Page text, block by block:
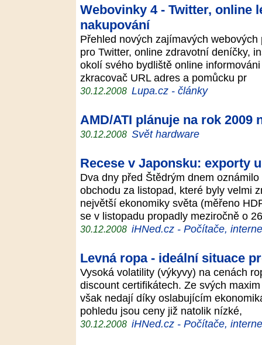
Webovinky 4 - Twitter, online
nakupování
Přehled nových zajímavých
pro Twitter, online zdravotní deníčky,
okolí svého bydliště online
zkracovač URL adres a pomůcku pr
30.12.2008 Lupa.cz - články
AMD/ATI plánuje na rok 2009
30.12.2008 Svět hardware
Recese v Japonsku: exporty
Dva dny před Štědrým dnem
obchodu za listopad, které byly velmi
největší ekonomiky světa (měřeno
se v listopadu propadly meziročně o
30.12.2008 iHNed.cz - Počítače,
Levná ropa - ideální situace
Vysoká volatility (výkyvy) na cenách
discount certifikátech. Ze svých
však nedají díky oslabujícím
pohledu jsou ceny již natolik nízké,
30.12.2008 iHNed.cz - Počítače,